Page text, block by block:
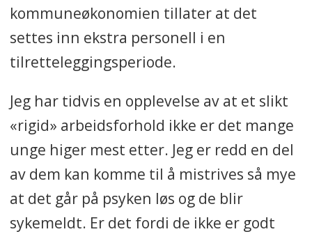
kommuneøkonomien tillater at det
settes inn ekstra personell i en
tilretteleggingsperiode.
Jeg har tidvis en opplevelse av at et slikt
«rigid» arbeidsforhold ikke er det mange
unge higer mest etter. Jeg er redd en del
av dem kan komme til å mistrives så mye
at det går på psyken løs og de blir
sykemeldt. Er det fordi de ikke er godt